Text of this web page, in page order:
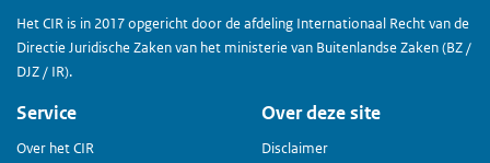
Het CIR is in 2017 opgericht door de afdeling Internationaal Recht van de
Directie Juridische Zaken van het ministerie van Buitenlandse Zaken (BZ /
DJZ / IR).
Service
Over het CIR
Over deze site
Disclaimer